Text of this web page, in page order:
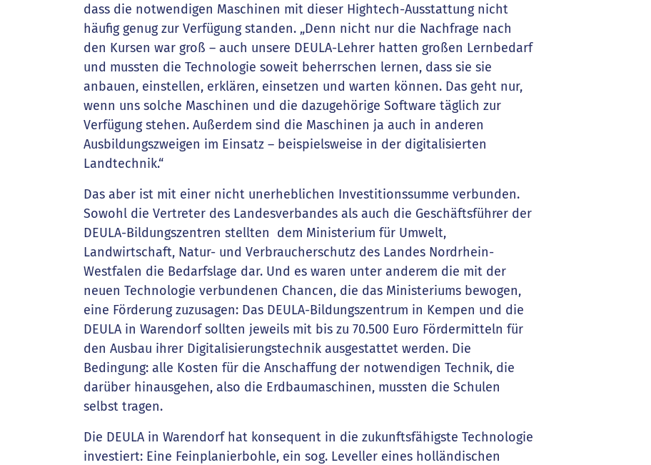
dass die notwendigen Maschinen mit dieser Hightech-Ausstattung nicht
häufig genug zur Verfügung standen. „Denn nicht nur die Nachfrage nach
den Kursen war groß – auch unsere DEULA-Lehrer hatten großen Lernbedarf
und mussten die Technologie soweit beherrschen lernen, dass sie sie
anbauen, einstellen, erklären, einsetzen und warten können. Das geht nur,
wenn uns solche Maschinen und die dazugehörige Software täglich zur
Verfügung stehen. Außerdem sind die Maschinen ja auch in anderen
Ausbildungszweigen im Einsatz – beispielsweise in der digitalisierten
Landtechnik.“
Das aber ist mit einer nicht unerheblichen Investitionssumme verbunden.
Sowohl die Vertreter des Landesverbandes als auch die Geschäftsführer der
DEULA-Bildungszentren stellten dem Ministerium für Umwelt,
Landwirtschaft, Natur- und Verbraucherschutz des Landes Nordrhein-
Westfalen die Bedarfslage dar. Und es waren unter anderem die mit der
neuen Technologie verbundenen Chancen, die das Ministeriums bewogen,
eine Förderung zuzusagen: Das DEULA-Bildungszentrum in Kempen und die
DEULA in Warendorf sollten jeweils mit bis zu 70.500 Euro Fördermitteln für
den Ausbau ihrer Digitalisierungstechnik ausgestattet werden. Die
Bedingung: alle Kosten für die Anschaffung der notwendigen Technik, die
darüber hinausgehen, also die Erdbaumaschinen, mussten die Schulen
selbst tragen.
Die DEULA in Warendorf hat konsequent in die zukunftsfähigste Technologie
investiert: Eine Feinplanierbohle, ein sog. Leveller eines holländischen